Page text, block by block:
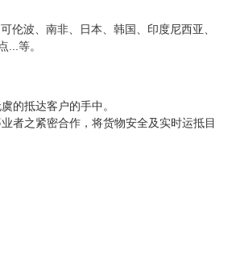
伦波、南非、日本、韩国、印度尼西亚、
...等。
的抵达客户的手中。
者之紧密合作，将货物安全及实时运抵目